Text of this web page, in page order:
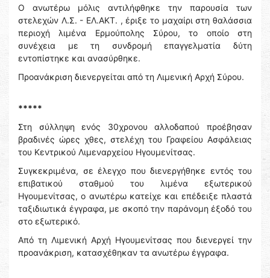
Ο ανωτέρω μόλις αντιλήφθηκε την παρουσία των
στελεχών Λ.Σ. - ΕΛ.ΑΚΤ. , έριξε το μαχαίρι στη θαλάσσια
περιοχή λιμένα Ερμούπολης Σύρου, το οποίο στη
συνέχεια με τη συνδρομή επαγγελματία δύτη
εντοπίστηκε και ανασύρθηκε.
Προανάκριση διενεργείται από τη Λιμενική Αρχή Σύρου.
*****
Στη σύλληψη ενός 30χρονου αλλοδαπού προέβησαν
βραδινές ώρες χθες, στελέχη του Γραφείου Ασφάλειας
του Κεντρικού Λιμεναρχείου Ηγουμενίτσας.
Συγκεκριμένα, σε έλεγχο που διενεργήθηκε εντός του
επιβατικού σταθμού του λιμένα εξωτερικού
Ηγουμενίτσας, ο ανωτέρω κατείχε και επέδειξε πλαστά
ταξιδιωτικά έγγραφα, με σκοπό την παράνομη έξοδό του
στο εξωτερικό.
Από τη Λιμενική Αρχή Ηγουμενίτσας που διενεργεί την
προανάκριση, κατασχέθηκαν τα ανωτέρω έγγραφα.